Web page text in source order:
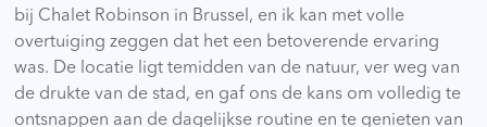
bij Chalet Robinson in Brussel, en ik kan met volle
overtuiging zeggen dat het een betoverende ervaring
was. De locatie ligt temidden van de natuur, ver weg van
de drukte van de stad, en gaf ons de kans om volledig te
ontsnappen aan de dagelijkse routine en te genieten van